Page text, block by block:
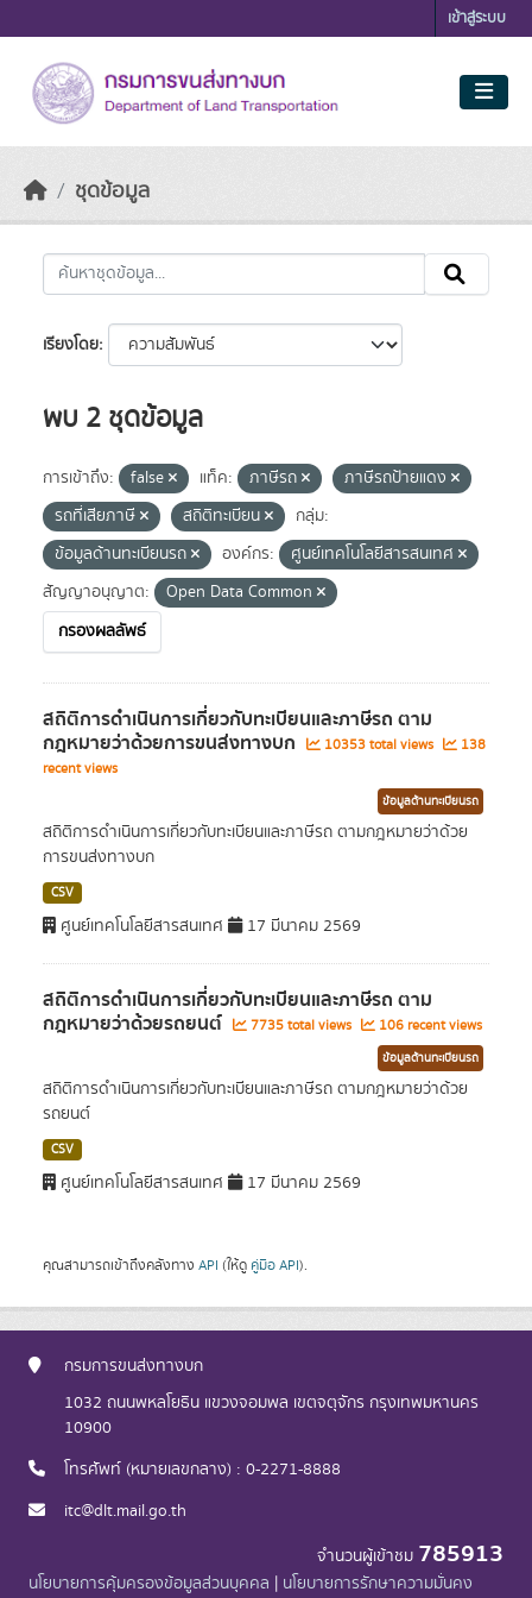
เข้าสู่ระบบ
ชุดข้อมูล
เรียงโดย
พบ 2 ชุดข้อมูล
การเข้าถึง: false แท็ค: ภาษีรถ
ภาษีรถป้ายแดง
รถที่เสียภาษี
สถิติทะเบียน
กลุ่ม:
ข้อมูลด้านทะเบียนรถ
องค์กร:
ศูนย์เทคโนโลยีสารสนเทศ
สัญญาอนุญาต:
Open Data Common
กรองผลลัพธ์
สถิติการดำเนินการเกี่ยวกับทะเบียนและภาษีรถ ตาม
กฎหมายว่าด้วยการขนส่งทางบก 10353 total views
138
recent views
ข้อมูลด้านทะเบียนรถ
สถิติการดำเนินการเกี่ยวกับทะเบียนและภาษีรถ ตามกฎหมายว่าด้วย
การขนส่งทางบก
CSV
ศูนย์เทคโนโลยีสารสนเทศ 17 มีนาคม 2569
สถิติการดำเนินการเกี่ยวกับทะเบียนและภาษีรถ ตาม
กฎหมายว่าด้วยรถยนต์ 7735 total views 106 recent views
ข้อมูลด้านทะเบียนรถ
สถิติการดำเนินการเกี่ยวกับทะเบียนและภาษีรถ ตามกฎหมายว่าด้วย
รถยนต์
CSV
ศูนย์เทคโนโลยีสารสนเทศ 17 มีนาคม 2569
คุณสามารถเข้าถึงคลังทาง API (ให้ดู คู่มือ API).
กรมการขนส่งทางบก
1032 ถนนพหลโยธิน แขวงจอมพล เขตจตุจักร กรุงเทพมหานคร
10900
โทรศัพท์ (หมายเลขกลาง) : 0-2271-8888
itc@dlt.mail.go.th
จำนวนผู้เข้าชม 785913
นโยบายการคุ้มครองข้อมูลส่วนบุคคล | นโยบายการรักษาความมั่นคง